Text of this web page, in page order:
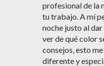
profesional de la
tu trabajo. A mí
noche justo al
ver de qué color
consejos, esto
diferente y